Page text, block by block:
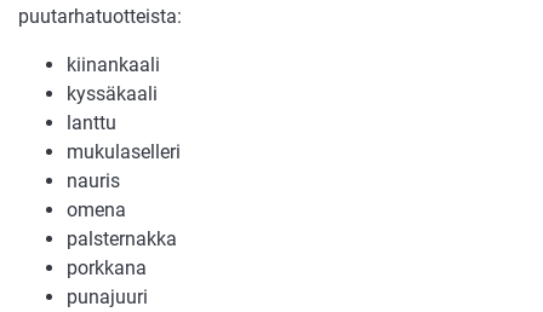
puutarhatuotteista:
kiinankaali
kyssäkaali
lanttu
mukulaselleri
nauris
omena
palsternakka
porkkana
punajuuri